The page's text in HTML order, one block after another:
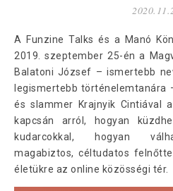
A Funzine Talks és a Manó Könyvek közös rendezvényén
2019. szeptember 25-én a
Balatoni József – ismertebb
legismertebb történelemtanára
és slammer Krajnyik Cintiával a
kapcsán arról, hogyan
kudarcokkal, hogyan
magabiztos, céltudatos
életükre az online közösségi tér.